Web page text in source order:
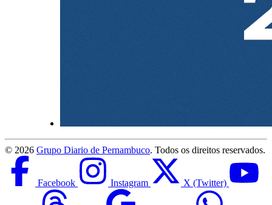
© 2026 Grupo Diario de Pernambuco. Todos os direitos reservados.
Facebook Instagram X (Twitter)